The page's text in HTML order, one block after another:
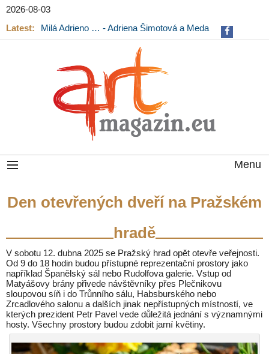
2026-08-03
Latest:
Milá Adrieno … - Adriena Šimotová a Meda
Menu
Den otevřených dveří na Pražském
hradě
V sobotu 12. dubna 2025 se Pražský hrad opět otevře veřejnosti.
Od 9 do 18 hodin budou přístupné reprezentační prostory jako
například Španělský sál nebo Rudolfova galerie. Vstup od
Matyášovy brány přivede návštěvníky přes Plečnikovu
sloupovou síň i do Trůnního sálu, Habsburského nebo
Zrcadlového salonu a dalších jinak nepřístupných místností, ve
kterých prezident Petr Pavel vede důležitá jednání s významnými
hosty. Všechny prostory budou zdobit jarní květiny.